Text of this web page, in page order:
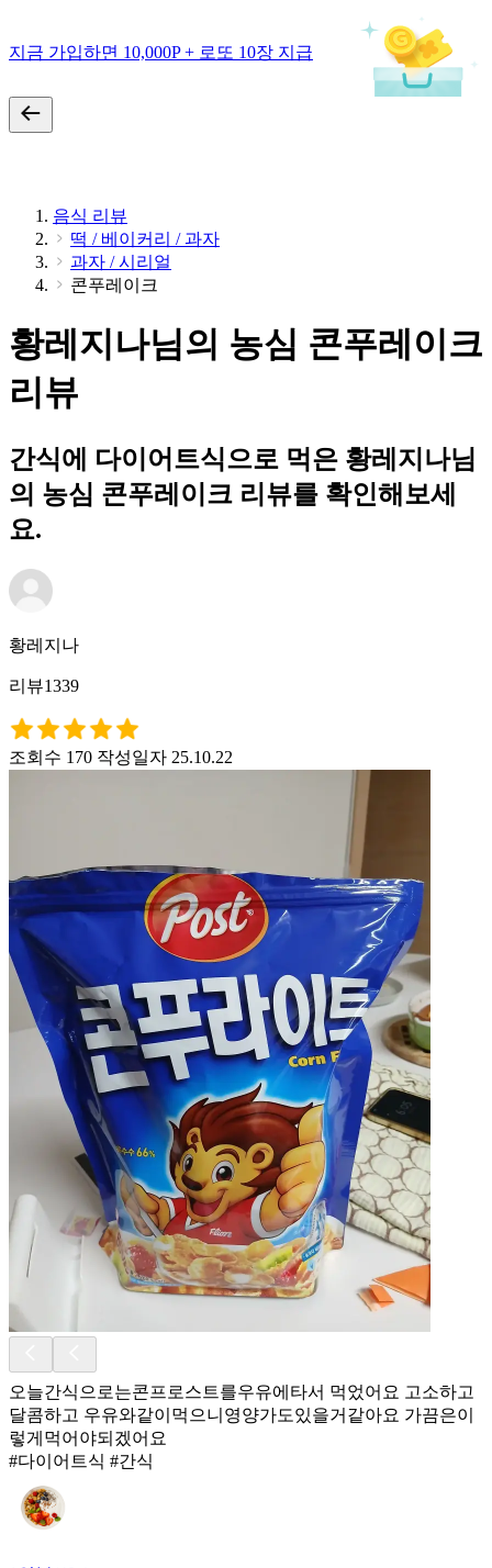
지금 가입하면 10,000P + 로또 10장 지급
음식 리뷰
떡 / 베이커리 / 과자
과자 / 시리얼
콘푸레이크
황레지나님의 농심 콘푸레이크
리뷰
간식에 다이어트식으로 먹은 황레지나님
의 농심 콘푸레이크 리뷰를 확인해보세
요.
황레지나
리뷰1339
조회수 170 작성일자 25.10.22
오늘간식으로는콘프로스트를우유에타서 먹었어요 고소하고
달콤하고 우유와같이먹으니영양가도있을거같아요 가끔은이
렇게먹어야되겠어요
#다이어트식 #간식